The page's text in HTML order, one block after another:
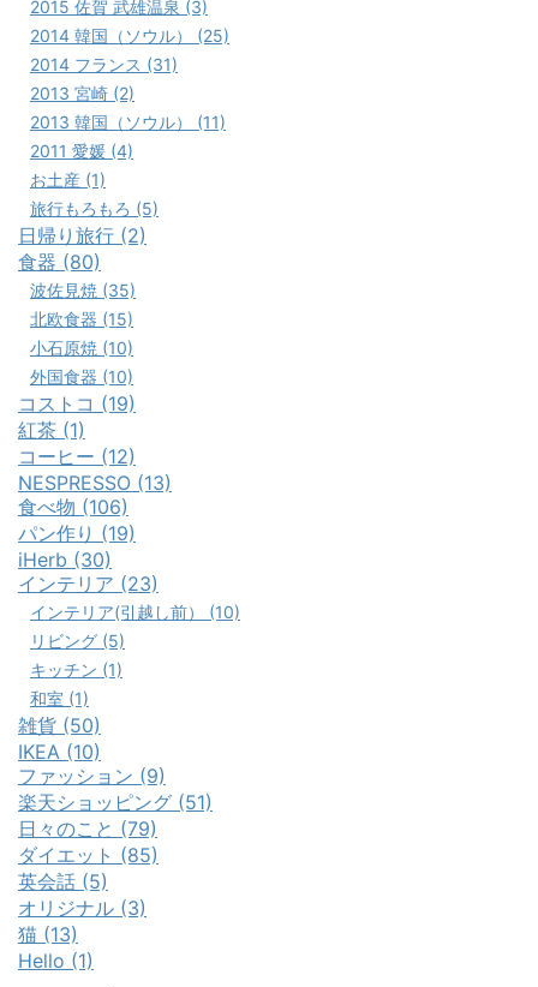
2015 佐賀 武雄温泉 (3)
2014 韓国（ソウル） (25)
2014 フランス (31)
2013 宮崎 (2)
2013 韓国（ソウル） (11)
2011 愛媛 (4)
お土産 (1)
旅行もろもろ (5)
日帰り旅行 (2)
食器 (80)
波佐見焼 (35)
北欧食器 (15)
小石原焼 (10)
外国食器 (10)
コストコ (19)
紅茶 (1)
コーヒー (12)
NESPRESSO (13)
食べ物 (106)
パン作り (19)
iHerb (30)
インテリア (23)
インテリア(引越し前） (10)
リビング (5)
キッチン (1)
和室 (1)
雑貨 (50)
IKEA (10)
ファッション (9)
楽天ショッピング (51)
日々のこと (79)
ダイエット (85)
英会話 (5)
オリジナル (3)
猫 (13)
Hello (1)